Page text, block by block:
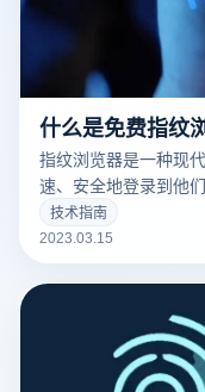
什么是免费指纹
指纹浏览器是一种现
速、安全地登录到他
现代科技的标志之一
技术指南
2023.03.15